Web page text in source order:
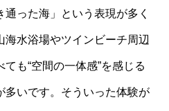
った海」という表現が多く
水浴場やツインビーチ周辺
も“空間の一体感”を感じる
多いです。そういった体験が